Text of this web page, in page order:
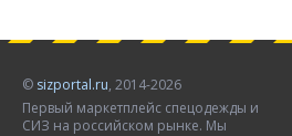
© sizportal.ru, 2014-2026
Первый маркетплейс спецодежды и
СИЗ на российском рынке. Мы